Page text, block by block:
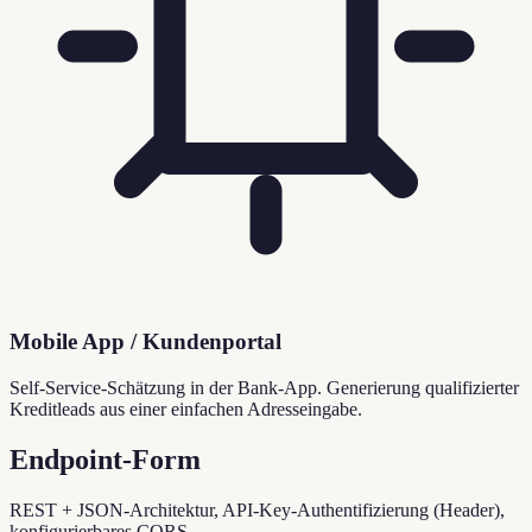
Mobile App / Kundenportal
Self-Service-Schätzung in der Bank-App. Generierung qualifizierter
Kreditleads aus einer einfachen Adresseingabe.
Endpoint-Form
REST + JSON-Architektur, API-Key-Authentifizierung (Header),